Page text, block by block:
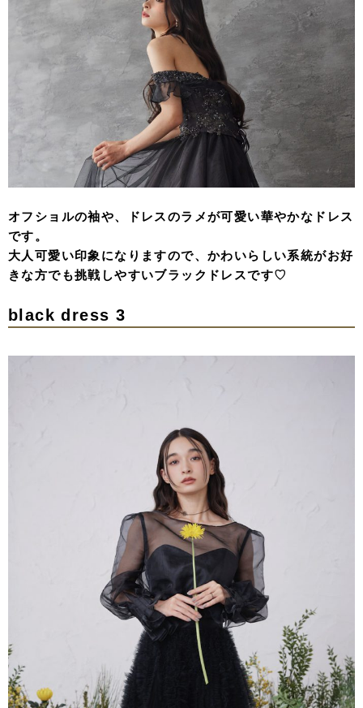
オフショルの袖や、ドレスのラメが可愛い華やかなドレス
です。
大人可愛い印象になりますので、かわいらしい系統がお好
きな方でも挑戦しやすいブラックドレスです♡
black dress 3